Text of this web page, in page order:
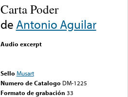
Carta Poder
de Antonio Aguilar
Audio excerpt
Sello Musart
Numero de Catalogo DM-1225
Formato de grabación 33